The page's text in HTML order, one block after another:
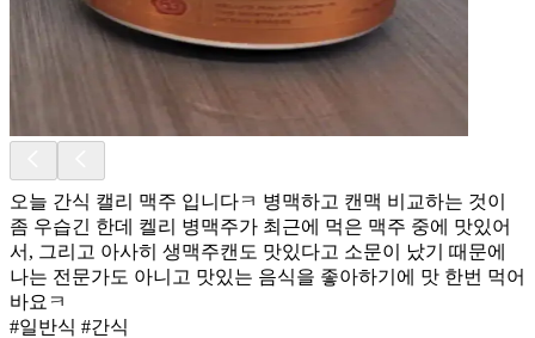
오늘 간식 캘리 맥주 입니다ㅋ 병맥하고 캔맥 비교하는 것이
좀 우습긴 한데 켈리 병맥주가 최근에 먹은 맥주 중에 맛있어
서, 그리고 아사히 생맥주캔도 맛있다고 소문이 났기 때문에
나는 전문가도 아니고 맛있는 음식을 좋아하기에 맛 한번 먹어
바요ㅋ
#일반식 #간식